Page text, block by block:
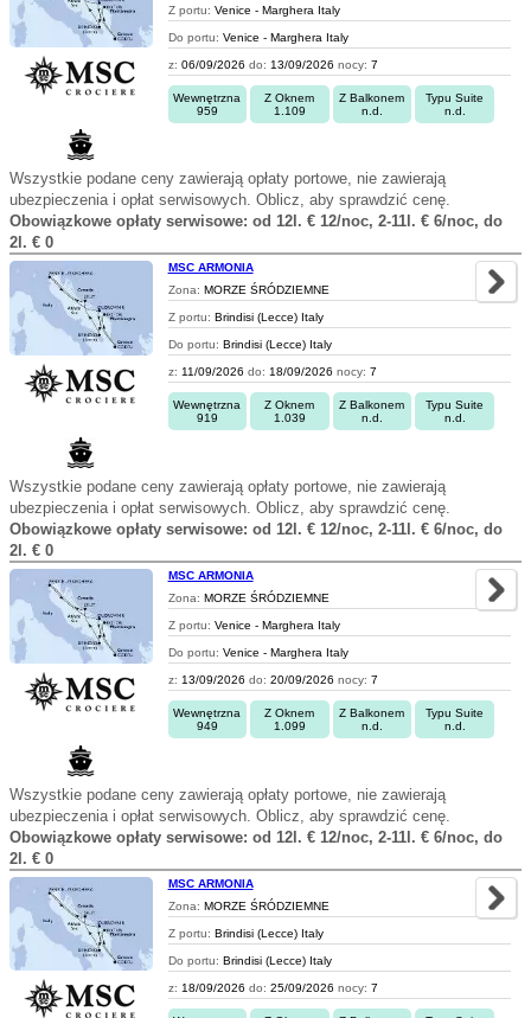
Z portu: Venice - Marghera Italy
Do portu: Venice - Marghera Italy
z: 06/09/2026 do: 13/09/2026 nocy: 7
Wewnętrzna
959
Z Oknem
1.109
Z Balkonem
n.d.
Typu Suite
n.d.
Wszystkie podane ceny zawierają opłaty portowe, nie zawierają
ubezpieczenia i opłat serwisowych. Oblicz, aby sprawdzić cenę.
Obowiązkowe opłaty serwisowe: od 12l. € 12/noc, 2-11l. € 6/noc, do
2l. € 0
MSC ARMONIA
Zona: MORZE ŚRÓDZIEMNE
Z portu: Brindisi (Lecce) Italy
Do portu: Brindisi (Lecce) Italy
z: 11/09/2026 do: 18/09/2026 nocy: 7
Wewnętrzna
919
Z Oknem
1.039
Z Balkonem
n.d.
Typu Suite
n.d.
Wszystkie podane ceny zawierają opłaty portowe, nie zawierają
ubezpieczenia i opłat serwisowych. Oblicz, aby sprawdzić cenę.
Obowiązkowe opłaty serwisowe: od 12l. € 12/noc, 2-11l. € 6/noc, do
2l. € 0
MSC ARMONIA
Zona: MORZE ŚRÓDZIEMNE
Z portu: Venice - Marghera Italy
Do portu: Venice - Marghera Italy
z: 13/09/2026 do: 20/09/2026 nocy: 7
Wewnętrzna
949
Z Oknem
1.099
Z Balkonem
n.d.
Typu Suite
n.d.
Wszystkie podane ceny zawierają opłaty portowe, nie zawierają
ubezpieczenia i opłat serwisowych. Oblicz, aby sprawdzić cenę.
Obowiązkowe opłaty serwisowe: od 12l. € 12/noc, 2-11l. € 6/noc, do
2l. € 0
MSC ARMONIA
Zona: MORZE ŚRÓDZIEMNE
Z portu: Brindisi (Lecce) Italy
Do portu: Brindisi (Lecce) Italy
z: 18/09/2026 do: 25/09/2026 nocy: 7